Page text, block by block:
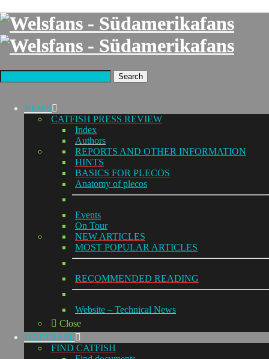
Search
NEWS
CATFISH PRESS REVIEW
Index
Authors
REPORTS AND OTHER INFORMATION
HINTS
BASICS FOR PLECOS
Anatomy of plecos
Events
On Tour
NEW ARTICLES
MOST POPULAR ARTICLES
RECOMMENDED READING
Website – Technical News
Close
DATABASE
FIND CATFISH